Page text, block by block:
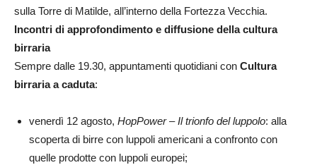
sulla Torre di Matilde, all’interno della Fortezza Vecchia.
Incontri di approfondimento e diffusione della cultura
birraria
Sempre dalle 19.30, appuntamenti quotidiani con Cultura
birraria a caduta:
venerdì 12 agosto, HopPower – Il trionfo del luppolo: alla
scoperta di birre con luppoli americani a confronto con
quelle prodotte con luppoli europei;